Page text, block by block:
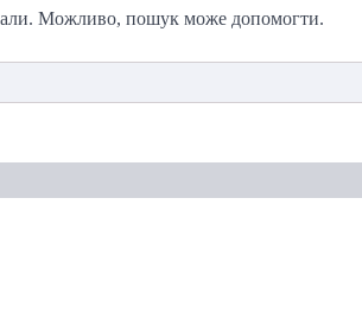
Можливо, пошук може допомогти.